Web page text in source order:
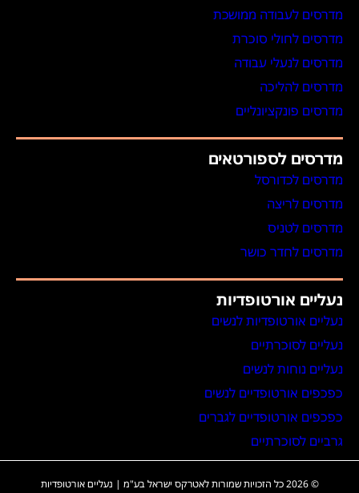
מדרסים לעבודה ממושכת
מדרסים לחולי סוכרת
מדרסים לנעלי עבודה
מדרסים להליכה
מדרסים פונקציונליים
מדרסים לספורטאים
מדרסים לכדורסל
מדרסים לריצה
מדרסים לטניס
מדרסים לחדר כושר
נעליים אורטופדיות
נעליים אורטופדיות לנשים
נעליים לסוכרתיים
נעליים נוחות לנשים
כפכפים אורטופדיים לנשים
כפכפים אורטופדיים לגברים
גרביים לסוכרתיים
© 2026 כל הזכויות שמורות לאטרקס ישראל בע"מ | נעליים אורטופדיות